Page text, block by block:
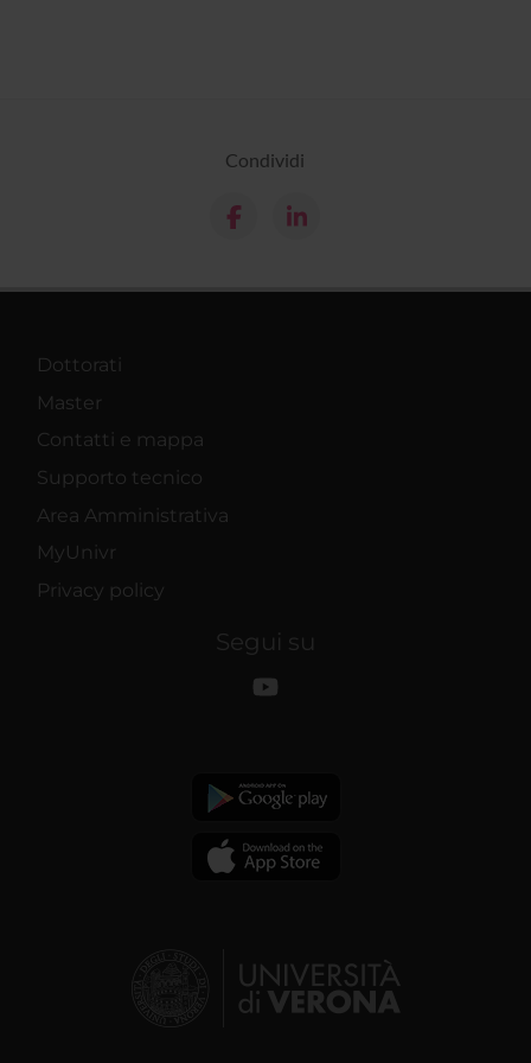
Condividi
Dottorati
Master
Contatti e mappa
Supporto tecnico
Area Amministrativa
MyUnivr
Privacy policy
Segui su